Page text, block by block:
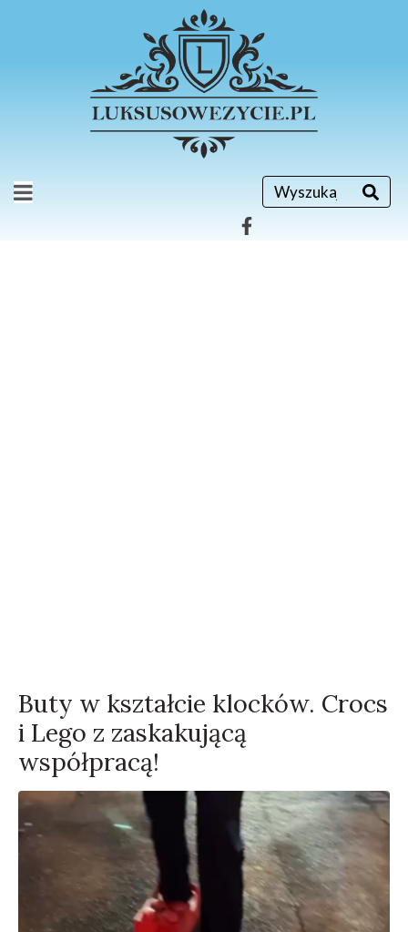
Buty w kształcie klocków. Crocs
i Lego z zaskakującą
współpracą!